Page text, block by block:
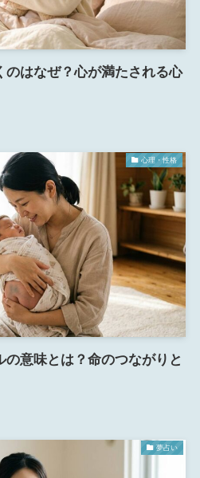
のはなぜ？心が満たされる心
心理・性格
意味とは？命のつながりと
夢占い